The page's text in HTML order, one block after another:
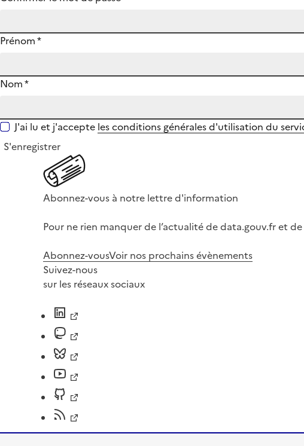
Prénom*
Nom*
J'ai lu et j'accepte les conditions générales d'utilisation du
S'enregistrer
Abonnez-vous à notre lettre d'information
Pour ne rien manquer de l’actualité de data.gouv.fr et
Abonnez-vousVoir nos prochains évènements
Suivez-nous
sur les réseaux sociaux